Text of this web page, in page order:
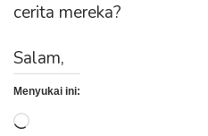
cerita mereka?
Salam,
Menyukai ini:
Memuat...